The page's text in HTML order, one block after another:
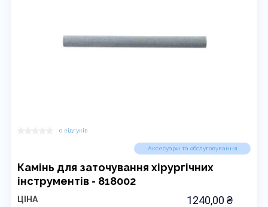
0 відгуків
Камінь для заточування хірургічних
інструментів - 818002
Аксесуари та обслуговування
ЦІНА 1240,00 ₴